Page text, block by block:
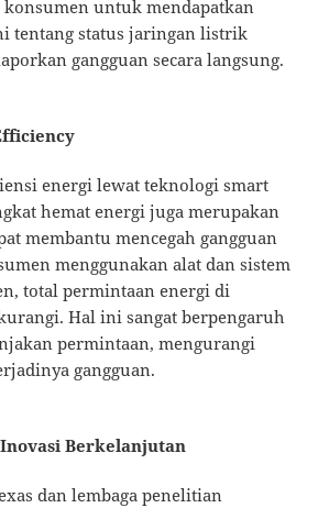
untuk mendapatkan
tentang status jaringan listrik
gangguan secara langsung.
energi lewat teknologi smart
hemat energi juga merupakan
membantu mencegah gangguan
menggunakan alat dan sistem
total permintaan energi di
Hal ini sangat berpengaruh
permintaan, mengurangi
gangguan.
Berkelanjutan
dan lembaga penelitian